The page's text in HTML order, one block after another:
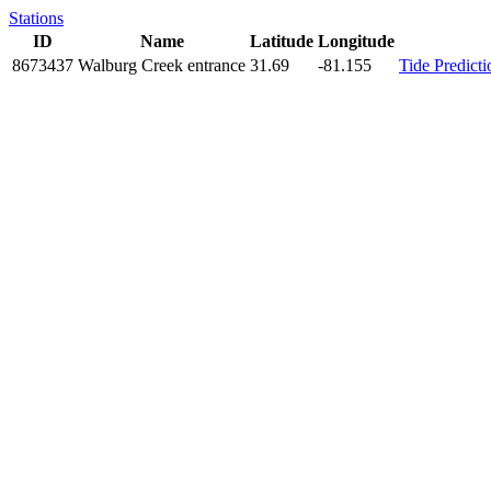
Stations
ID
Name Latitude Longitude
8673437 Walburg Creek entrance 31.69 -81.155 Tide